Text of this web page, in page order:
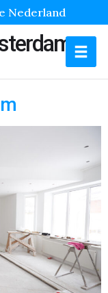
Nederland